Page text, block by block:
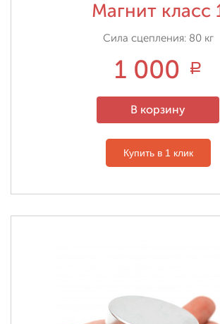
Магнит класс
Сила сцепления: 80 кг
1 000 Р
В корзину
Купить в 1 клик